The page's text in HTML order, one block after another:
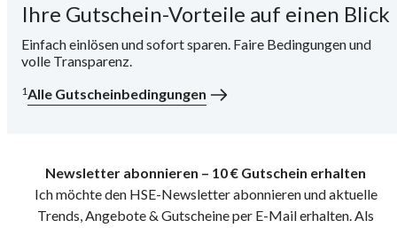
Ihre Gutschein-Vorteile auf einen Blick
Einfach einlösen und sofort sparen. Faire Bedingungen und
volle Transparenz.
1Alle Gutscheinbedingungen
Newsletter abonnieren – 10 € Gutschein erhalten
Ich möchte den HSE-Newsletter abonnieren und aktuelle
Trends, Angebote & Gutscheine per E-Mail erhalten. Als